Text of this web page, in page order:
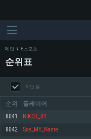
메인 E-스포츠
순위표
지난 달
순위 플레이어
8041 NIKOT_01
8042 Say_MY_Name